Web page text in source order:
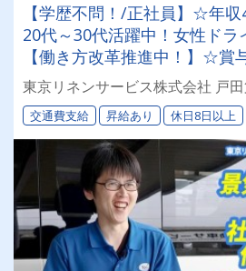
【学歴不問！/正社員】☆年収
20代～30代活躍中！女性ドラ
【働き方改革推進中！】☆賞
リ(条件あり)☆昇給あり☆景気
定事業で、社会貢献度の高い
東京リネンサービス株式会社 戸
交通費支給 昇給あり 休日8日以上